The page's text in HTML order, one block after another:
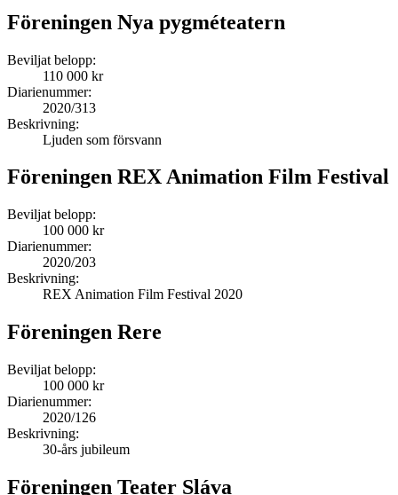
Föreningen Nya pygméteatern
Beviljat belopp:
110 000 kr
Diarienummer:
2020/313
Beskrivning:
Ljuden som försvann
Föreningen REX Animation Film Festival
Beviljat belopp:
100 000 kr
Diarienummer:
2020/203
Beskrivning:
REX Animation Film Festival 2020
Föreningen Rere
Beviljat belopp:
100 000 kr
Diarienummer:
2020/126
Beskrivning:
30-års jubileum
Föreningen Teater Sláva